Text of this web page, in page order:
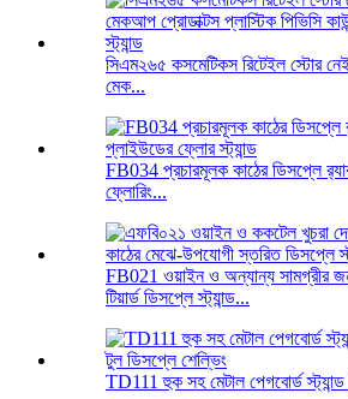
সিএম২৬৫ কসমেটিকস রিটেইল স্টোর
মেক...
FB034 প্রচারমূলক কাঠের ডিসপ্লে
ফ্লোরিং...
FB021 ওয়াইন ও অন্যান্য সামগ্রীর
টিয়ার্ড ডিসপ্লে স্ট্যান্ড...
TD111 হুক সহ মেটাল পেগবোর্ড